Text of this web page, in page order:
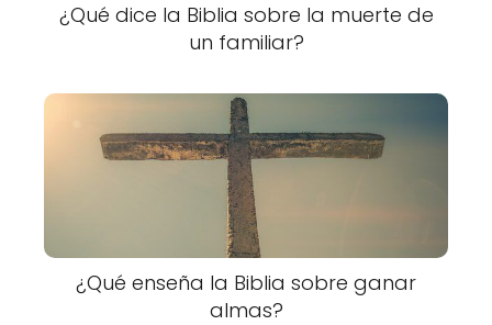
¿Qué dice la Biblia sobre la muerte de
un familiar?
¿Qué enseña la Biblia sobre ganar
almas?